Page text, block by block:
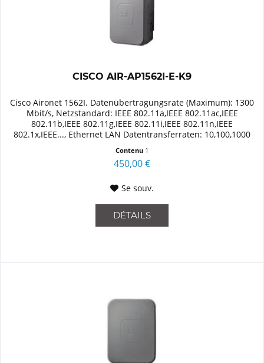
CISCO AIR-AP1562I-E-K9
Cisco Aironet 1562I. Datenübertragungsrate (Maximum): 1300
Mbit/s, Netzstandard: IEEE 802.11a,IEEE 802.11ac,IEEE
802.11b,IEEE 802.11g,IEEE 802.11i,IEEE 802.11n,IEEE
802.1x,IEEE..., Ethernet LAN Datentransferraten: 10,100,1000
Contenu 1
450,00 €
Se souv.
DÉTAILS